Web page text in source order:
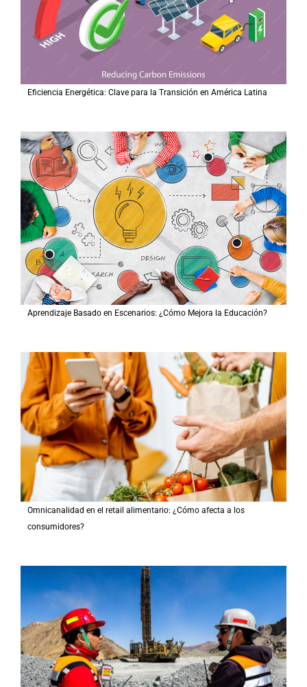
Eficiencia Energética: Clave para la Transición en América Latina
Aprendizaje Basado en Escenarios: ¿Cómo Mejora la Educación?
Omnicanalidad en el retail alimentario: ¿Cómo afecta a los
consumidores?